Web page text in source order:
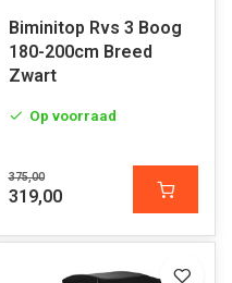
Biminitop Rvs 3 Boog
180-200cm Breed
Zwart
Op voorraad
375,00
319,00